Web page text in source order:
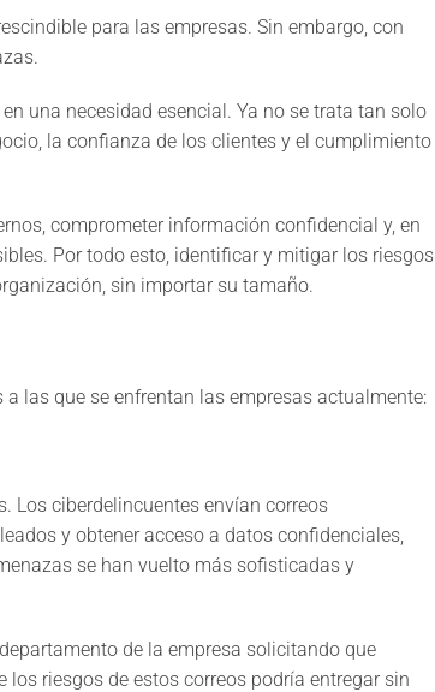
para las empresas. Sin embargo, con
una necesidad esencial. Ya no se trata tan solo
la confianza de los clientes y el cumplimiento
comprometer información confidencial y, en
Por todo esto, identificar y mitigar los riesgos
sin importar su tamaño.
las que se enfrentan las empresas actualmente:
Los ciberdelincuentes envían correos
y obtener acceso a datos confidenciales,
se han vuelto más sofisticadas y
de la empresa solicitando que
riesgos de estos correos podría entregar sin